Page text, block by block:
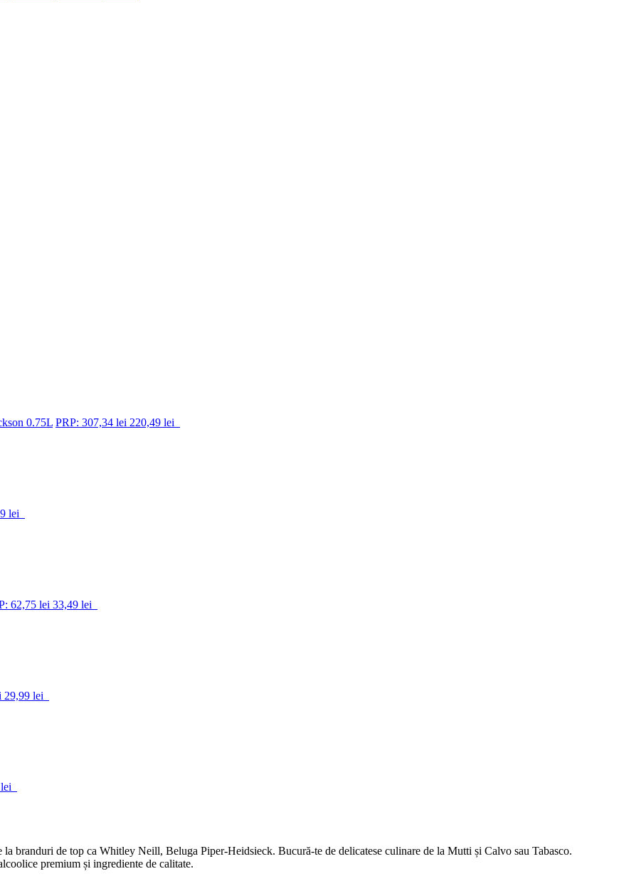
0.75L PRP: 307,34 lei 220,49 lei
lei
62,75 lei 33,49 lei
29,99 lei
branduri de top ca Whitley Neill, Beluga Piper-Heidsieck. Bucură-te de delicatese culinare de la Mutti și Calvo sau Tabasco.
premium și ingrediente de calitate.